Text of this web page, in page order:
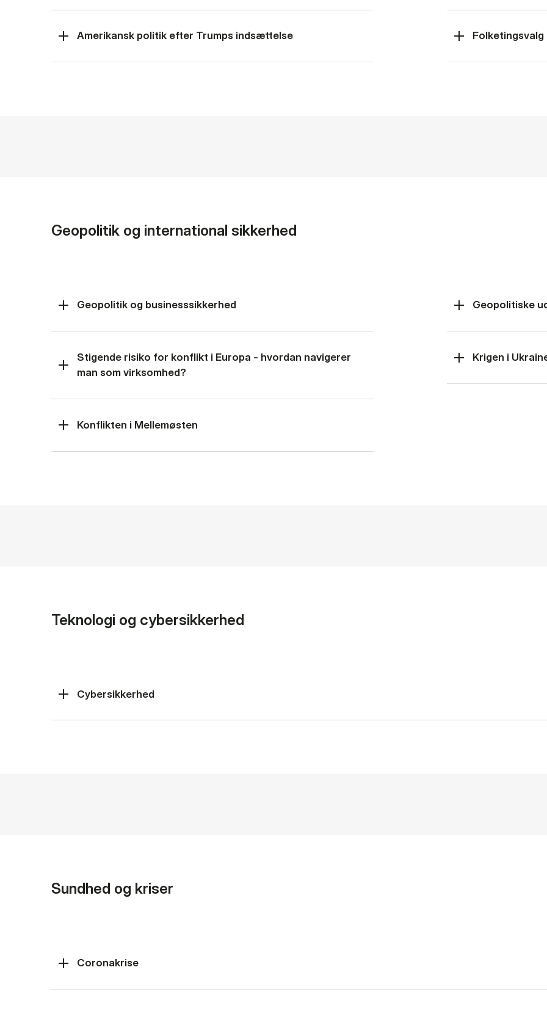
Amerikansk politik efter Trumps indsættelse Folketingsvalg
Geopolitik og international sikkerhed
Geopolitik og businesssikkerhed
Stigende risiko for konflikt i Europa - hvordan navigerer
man som virksomhed?
Konflikten i Mellemøsten
Geopolitiske
Krigen i
Teknologi og cybersikkerhed
Cybersikkerhed
Sundhed og kriser
Coronakrise